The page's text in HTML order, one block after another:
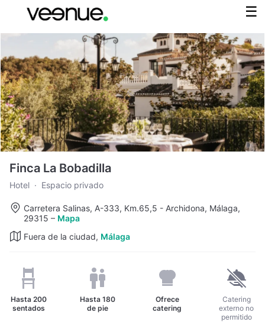
Finca La Bobadilla
Hotel · Espacio privado
Carretera Salinas, A-333, Km.65,5 - Archidona, Málaga,
29315 – Mapa
Fuera de la ciudad, Málaga
Hasta 200
sentados
Hasta180
de pie
Ofrece
catering
Catering
externo no
permitido